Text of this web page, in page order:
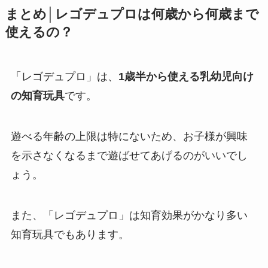
まとめ│レゴデュプロは何歳から何歳まで
使えるの？
「レゴデュプロ」は、 1歳半から使える乳幼児向け
の知育玩具です。
遊べる年齢の上限は特にないため、お子様が興味
を示さなくなるまで遊ばせてあげるのがいいでし
ょう。
また、「レゴデュプロ」は知育効果がかなり多い
知育玩具でもあります。